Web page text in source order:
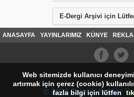
E-Dergi Arşivi için
Web sitemizde kullanıcı
artırmak için çerez (cookie)
fazla bilgi için lütfen
ANASAYFA YAYINLARIMIZ KÜNYE
© 2026 Teknik Sektör